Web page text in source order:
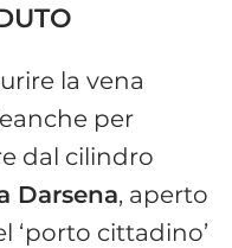
la vena
per
dal cilindro
Darsena, aperto
‘porto cittadino’